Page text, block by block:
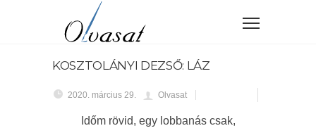
KOSZTOLÁNYI DEZSŐ: LÁZ
2020. március 29. Olvasat
Időm rövid, egy lobbanás csak,